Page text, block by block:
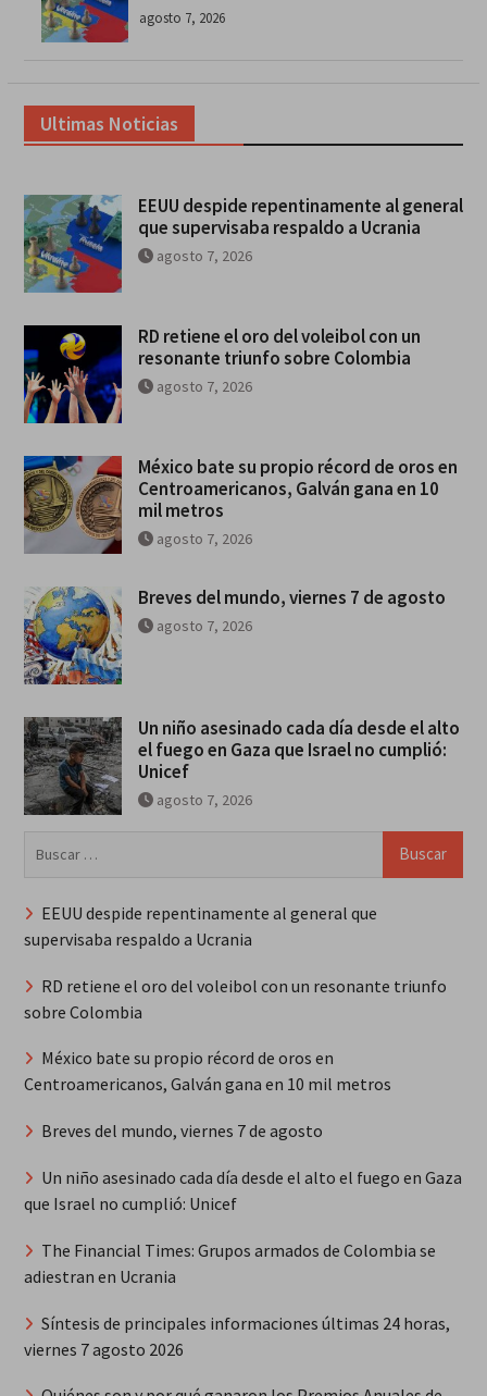
agosto 7, 2026
Ultimas Noticias
EEUU despide repentinamente al general
que supervisaba respaldo a Ucrania
agosto 7, 2026
RD retiene el oro del voleibol con un
resonante triunfo sobre Colombia
agosto 7, 2026
México bate su propio récord de oros en
Centroamericanos, Galván gana en 10
mil metros
agosto 7, 2026
Breves del mundo, viernes 7 de agosto
agosto 7, 2026
Un niño asesinado cada día desde el alto
el fuego en Gaza que Israel no cumplió:
Unicef
agosto 7, 2026
EEUU despide repentinamente al general que
supervisaba respaldo a Ucrania
RD retiene el oro del voleibol con un resonante triunfo
sobre Colombia
México bate su propio récord de oros en
Centroamericanos, Galván gana en 10 mil metros
Breves del mundo, viernes 7 de agosto
Un niño asesinado cada día desde el alto el fuego en Gaza
que Israel no cumplió: Unicef
The Financial Times: Grupos armados de Colombia se
adiestran en Ucrania
Síntesis de principales informaciones últimas 24 horas,
viernes 7 agosto 2026